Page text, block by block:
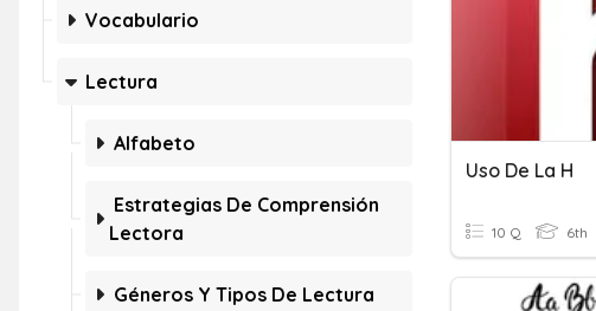
Vocabulario
Lectura
Alfabeto
Estrategias De Comprensión
Lectora
Géneros Y Tipos De Lectura
Uso De La H
10 Q 6th